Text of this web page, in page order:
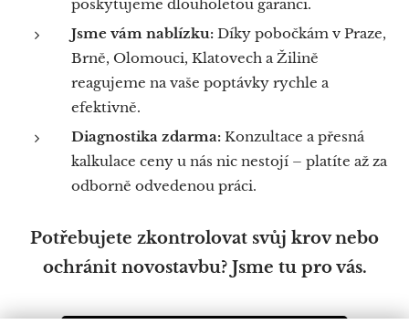
poskytujeme dlouholetou garanci.
Jsme vám nablízku: Díky pobočkám v Praze,
Brně, Olomouci, Klatovech a Žilině
reagujeme na vaše poptávky rychle a
efektivně.
Diagnostika zdarma: Konzultace a přesná
kalkulace ceny u nás nic nestojí – platíte až za
odborně odvedenou práci.
Potřebujete zkontrolovat svůj krov nebo
ochránit novostavbu? Jsme tu pro vás.